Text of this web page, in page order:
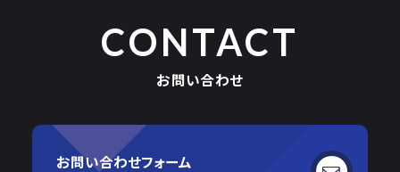
CONTACT
お問い合わせ
お問い合わせフォーム